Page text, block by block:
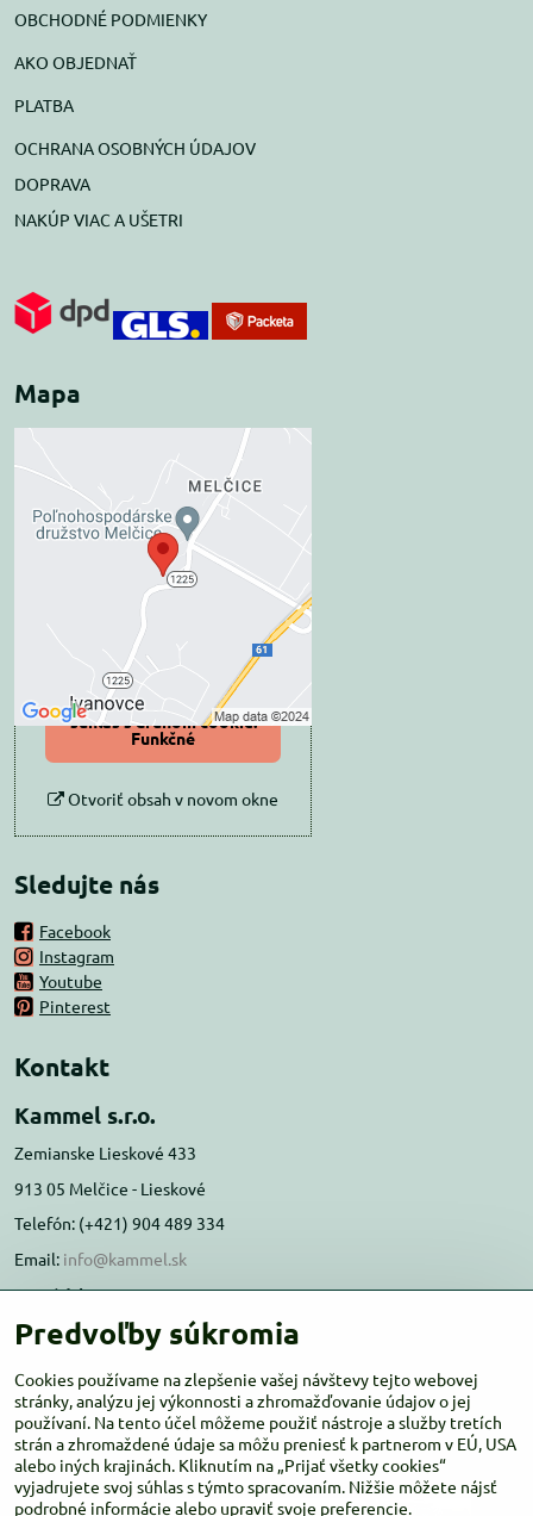
OBCHODNÉ PODMIENKY
AKO OBJEDNAŤ
PLATBA
OCHRANA OSOBNÝCH ÚDAJOV
DOPRAVA
NAKÚP VIAC A UŠETRI
Mapa
Externý obsah je
blokovaný Voľbami
súkromia
Prajete si načítať externý obsah?
Povoliť tentokrát
Povoliť a zapamätať -
súhlas s druhom cookie:
Funkčné
Otvoriť obsah v novom okne
Sledujte nás
Facebook
Instagram
Youtube
Pinterest
Kontakt
Kammel s.r.o.
Zemianske Lieskové 433
913 05 Melčice - Lieskové
Telefón: (+421) 904 489 334
Email: info@kammel.sk
Prevádzka:
Administratívna budova PD Melčice
Otváracie hodiny:PO-ŠT 8:00 - 16:00
PIA-NE Zatvorené
Predvoľby súkromia
Cookies používame na zlepšenie vašej návštevy tejto webovej
stránky, analýzu jej výkonnosti a zhromažďovanie údajov o jej
používaní. Na tento účel môžeme použiť nástroje a služby tretích
strán a zhromaždené údaje sa môžu preniesť k partnerom v EÚ, USA
alebo iných krajinách. Kliknutím na „Prijať všetky cookies“
vyjadrujete svoj súhlas s týmto spracovaním. Nižšie môžete nájsť
podrobné informácie alebo upraviť svoje preferencie.